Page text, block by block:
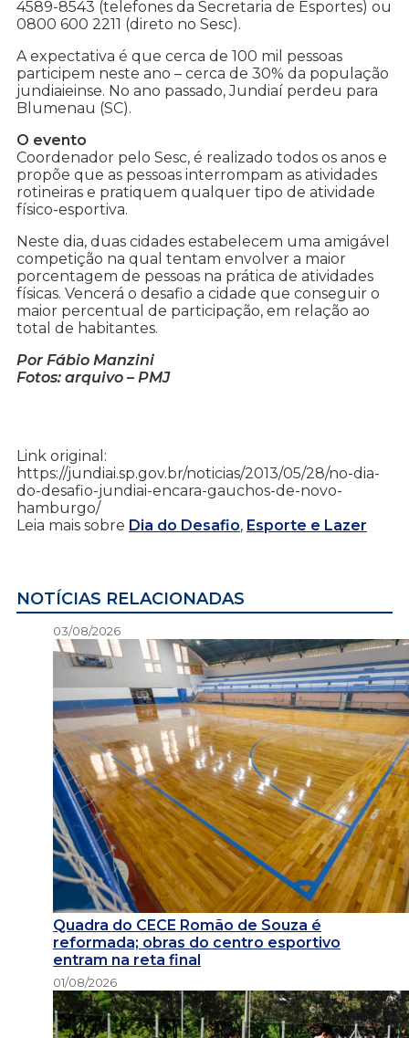
4589-8543 (telefones da Secretaria de Esportes) ou
0800 600 2211 (direto no Sesc).
A expectativa é que cerca de 100 mil pessoas
participem neste ano – cerca de 30% da população
jundiaieinse. No ano passado, Jundiaí perdeu para
Blumenau (SC).
O evento
Coordenador pelo Sesc, é realizado todos os anos e
propõe que as pessoas interrompam as atividades
rotineiras e pratiquem qualquer tipo de atividade
físico-esportiva.
Neste dia, duas cidades estabelecem uma amigável
competição na qual tentam envolver a maior
porcentagem de pessoas na prática de atividades
físicas. Vencerá o desafio a cidade que conseguir o
maior percentual de participação, em relação ao
total de habitantes.
Por Fábio Manzini
Fotos: arquivo – PMJ
Link original:
https://jundiai.sp.gov.br/noticias/2013/05/28/no-dia-
do-desafio-jundiai-encara-gauchos-de-novo-
hamburgo/
Leia mais sobre Dia do Desafio, Esporte e Lazer
NOTÍCIAS RELACIONADAS
03/08/2026
Quadra do CECE Romão de Souza é
reformada; obras do centro esportivo
entram na reta final
01/08/2026